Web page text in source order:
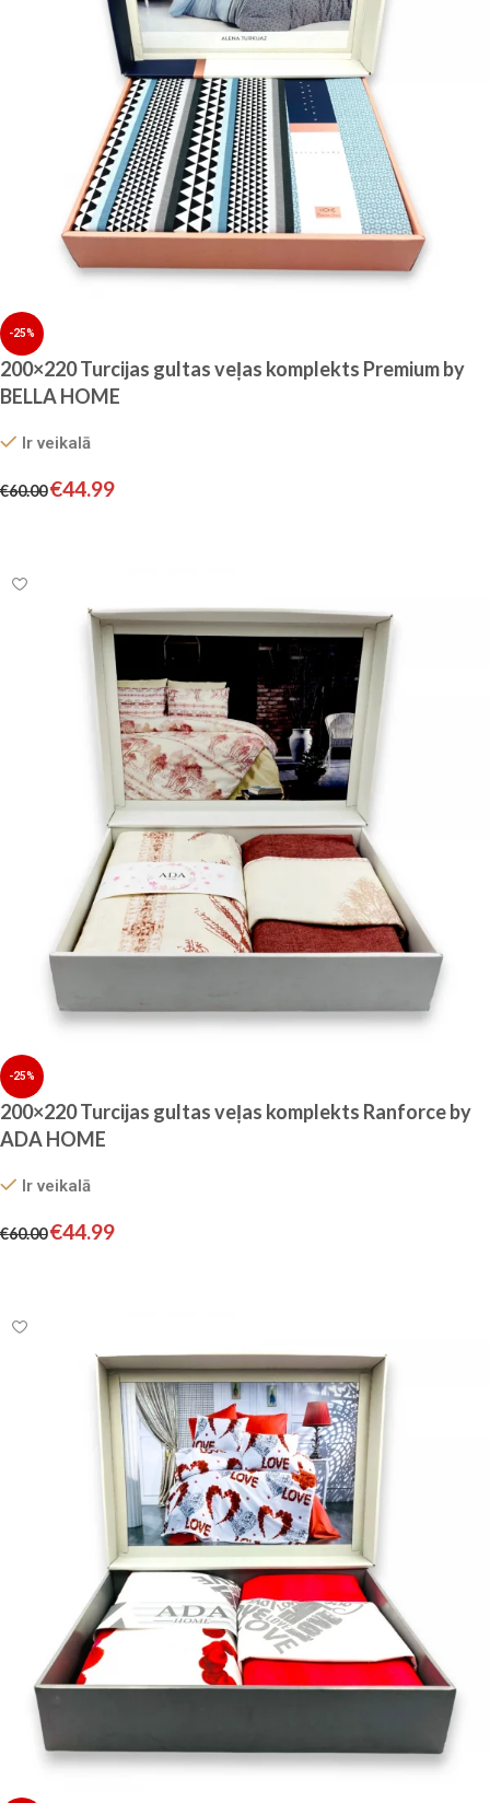
-25%
200×220 Turcijas gultas veļas komplekts Premium by
BELLA HOME
Ir veikalā
€60.00€44.99
-25%
200×220 Turcijas gultas veļas komplekts Ranforce by
ADA HOME
Ir veikalā
€60.00€44.99